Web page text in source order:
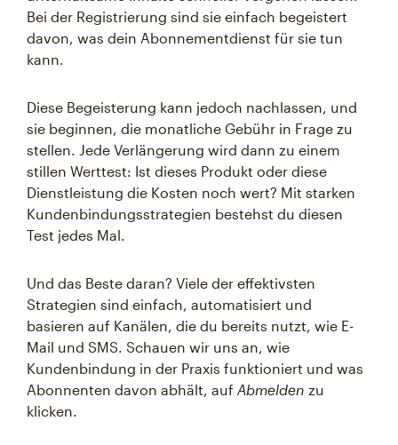
Bei der Registrierung sind sie einfach begeistert
davon, was dein Abonnementdienst für sie tun
kann.
Diese Begeisterung kann jedoch nachlassen, und
sie beginnen, die monatliche Gebühr in Frage zu
stellen. Jede Verlängerung wird dann zu einem
stillen Werttest: Ist dieses Produkt oder diese
Dienstleistung die Kosten noch wert? Mit starken
Kundenbindungsstrategien bestehst du diesen
Test jedes Mal.
Und das Beste daran? Viele der effektivsten
Strategien sind einfach, automatisiert und
basieren auf Kanälen, die du bereits nutzt, wie E-
Mail und SMS. Schauen wir uns an, wie
Kundenbindung in der Praxis funktioniert und was
Abonnenten davon abhält, auf Abmelden zu
klicken.